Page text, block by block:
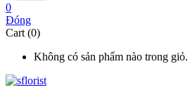
0
Đóng
Cart (0)
Không có sản phẩm nào trong giỏ.